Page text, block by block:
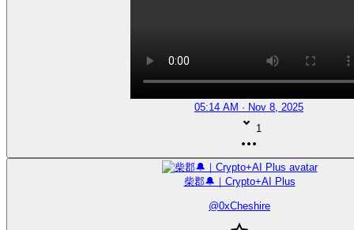
05:14 AM · Nov 8, 2025
1
柴郡🔔｜Crypto+AI Plus
@0xCheshire